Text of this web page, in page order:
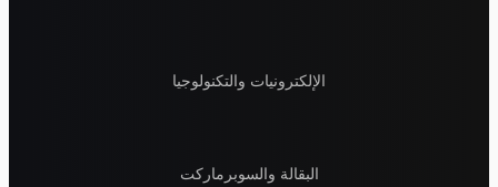
الإلكترونيات والتكنولوجيا
البقالة والسوبرماركت